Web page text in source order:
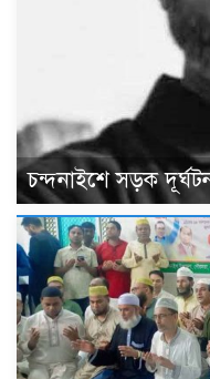
চন্দনাইশে সড়ক